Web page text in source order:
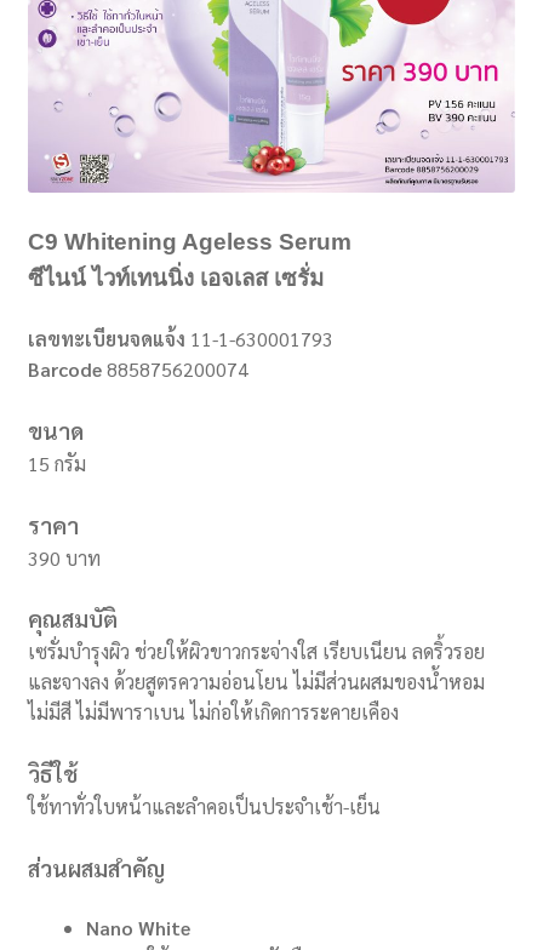
C9 Whitening Ageless Serum
ซีไนน์ ไวท์เทนนิ่ง เอจเลส เซรั่ม
เลขทะเบียนจดแจ้ง 11-1-630001793
Barcode8858756200074
ขนาด
15 กรัม
ราคา
390 บาท
คุณสมบัติ
เซรั่มบำรุงผิว ช่วยให้ผิวขาวกระจ่างใส เรียบเนียน ลดริ้วรอย
และจางลง ด้วยสูตรความอ่อนโยน ไม่มีส่วนผสมของน้ำหอม
ไม่มีสี ไม่มีพาราเบน ไม่ก่อให้เกิดการระคายเคือง
วิธีใช้
ใช้ทาทั่วใบหน้าและลำคอเป็นประจำเช้า-เย็น
ส่วนผสมสำคัญ
Nano White